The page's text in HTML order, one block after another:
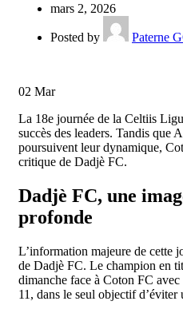
mars 2, 2026
Posted by Paterne
02 Mar
La 18e journée de la Celtiis
succès des leaders. Tandis que
poursuivent leur dynamique,
critique de Dadjè FC.
Dadjè FC, une
profonde
L’information majeure de cette
de Dadjè FC. Le champion en
dimanche face à Coton FC
11, dans le seul objectif